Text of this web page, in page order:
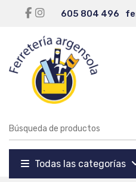
605 804 496
Todas las categorías